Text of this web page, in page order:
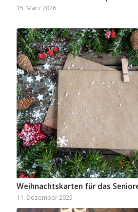
15. März 2026
Weihnachtskarten für das
11. Dezember 2025